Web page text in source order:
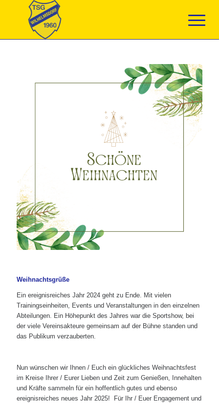
Weihnachtsgrüße
Ein ereignisreiches Jahr 2024 geht zu Ende. Mit vielen
Trainingseinheiten, Events und Veranstaltungen in den einzelnen
Abteilungen. Ein Höhepunkt des Jahres war die Sportshow, bei
der viele Vereinsakteure gemeinsam auf der Bühne standen und
das Publikum verzauberten.
Nun wünschen wir Ihnen / Euch ein glückliches Weihnachtsfest
im Kreise Ihrer / Eurer Lieben und Zeit zum Genießen, Innehalten
und Kräfte sammeln für ein hoffentlich gutes und ebenso
ereignisreiches neues Jahr 2025! Für Ihr / Euer Engagement und